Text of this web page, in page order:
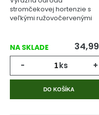
stromčekovej hortenzie s
veľkými ružovočervenými
NA SKLADE 34,99
- ks +
DO KOŠÍKA